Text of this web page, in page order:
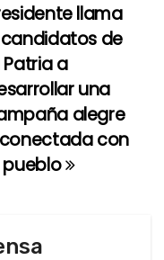
llama
de
Patria a
una
alegre
con
pueblo